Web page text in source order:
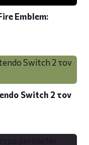
Emblem:
Switch 2 τον